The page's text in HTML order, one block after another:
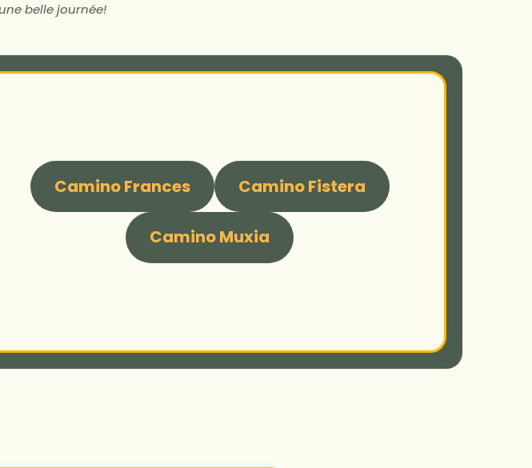
belle journée!
Camino Frances Camino Fistera
Camino Muxia